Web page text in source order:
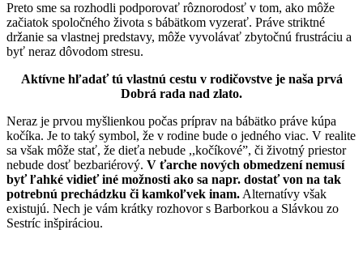
Preto sme sa rozhodli podporovať rôznorodosť v tom, ako môže
začiatok spoločného života s bábätkom vyzerať. Práve striktné
držanie sa vlastnej predstavy, môže vyvolávať zbytočnú frustráciu a
byť neraz dôvodom stresu.
Aktívne hľadať tú vlastnú cestu v rodičovstve je naša prvá
Dobrá rada nad zlato.
Neraz je prvou myšlienkou počas príprav na bábätko práve kúpa
kočíka. Je to taký symbol, že v rodine bude o jedného viac. V realite
sa však môže stať, že dieťa nebude ,,kočíkové”, či životný priestor
nebude dosť bezbariérový. V ťarche nových obmedzení nemusí
byť ľahké vidieť iné možnosti ako sa napr. dostať von na tak
potrebnú prechádzku či kamkoľvek inam. Alternatívy však
existujú. Nech je vám krátky rozhovor s Barborkou a Slávkou zo
Sestríc inšpiráciou.